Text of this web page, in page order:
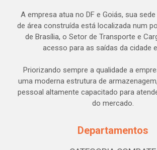
A empresa atua no DF e Goiás, sua
de área construída está localizada num
de Brasília, o Setor de Transporte e
acesso para as saídas da cidade
Priorizando sempre a qualidade a
uma moderna estrutura de
pessoal altamente capacitado para
do mercado.
Departamentos